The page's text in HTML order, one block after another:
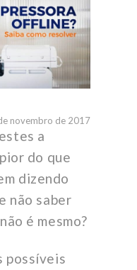
novembro de 2017
a
do que
dizendo
não saber
é mesmo?
possíveis